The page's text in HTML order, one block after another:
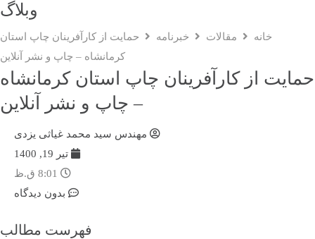
وبلاگ
خانه مقالات خبرنامه
حمایت از کارآفرینان چاپ استان
کرمانشاه – چاپ و نشر آنلاین
از کارآفرینان چاپ استان کرمانشاه
– چاپ و نشر آنلاین
مهندس سید محمد غیاثی یزدی
تیر 19, 1400
8:01 ق.ظ
بدون دیدگاه
فهرست مطالب